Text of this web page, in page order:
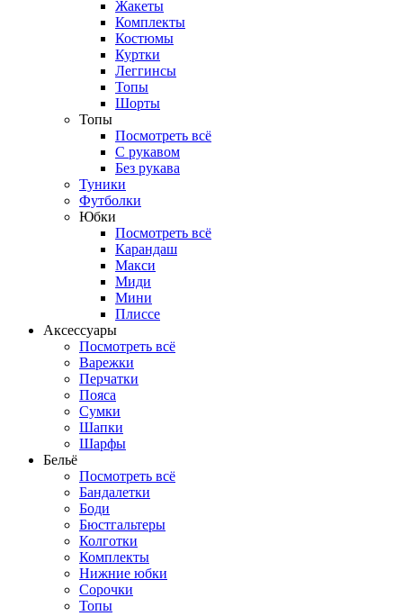
Жакеты
Комплекты
Костюмы
Куртки
Леггинсы
Топы
Шорты
Топы
Посмотреть всё
C рукавом
Без рукава
Туники
Футболки
Юбки
Посмотреть всё
Карандаш
Макси
Миди
Мини
Плиссе
Аксессуары
Посмотреть всё
Варежки
Перчатки
Пояса
Сумки
Шапки
Шарфы
Бельё
Посмотреть всё
Бандалетки
Боди
Бюстгальтеры
Колготки
Комплекты
Нижние юбки
Сорочки
Топы